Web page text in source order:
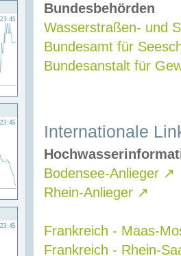
Bundesbehörden
Wasserstraßen- und
Bundesamt für
Bundesanstalt für
Internationale
Bodensee-Anlieger ↗
Rhein-Anlieger ↗
Frankreich - Maas-
Frankreich - Rhein-